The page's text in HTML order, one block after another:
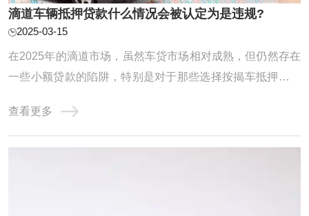
滴道车辆抵押贷款什么情况会被认定为是违规?
2025-03-15
在2025年的滴道市场，虽然车贷市场相对成熟，但仍然存在
一些小额贷款的陷阱，特别是对于那些选择按揭车抵押贷款
阱，帮助您避免不必要的财务困扰和法律风险。车辆评估值
与贷款额比例不得超过50%。关于抵押车的新闻一直层出不
查看更多